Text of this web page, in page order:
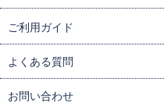
ご利用ガイド
よくある質問
お問い合わせ